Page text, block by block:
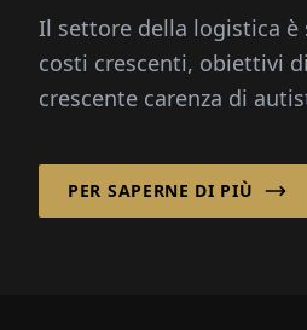
Il settore della logistica è
costi crescenti, obiettivi
crescente carenza di
PER SAPERNE DI PIÙ